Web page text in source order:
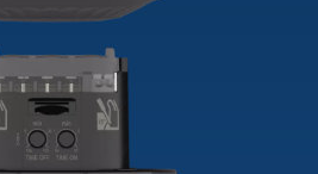
movimento
DALI-2
(inglese)
lampade a LED